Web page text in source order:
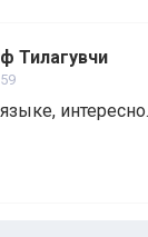
Тилагувчи